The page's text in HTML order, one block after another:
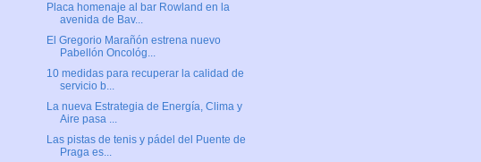
Placa homenaje al bar Rowland en la
avenida de Bav...
El Gregorio Marañón estrena nuevo
Pabellón Oncológ...
10 medidas para recuperar la calidad de
servicio b...
La nueva Estrategia de Energía, Clima y
Aire pasa ...
Las pistas de tenis y pádel del Puente de
Praga es...